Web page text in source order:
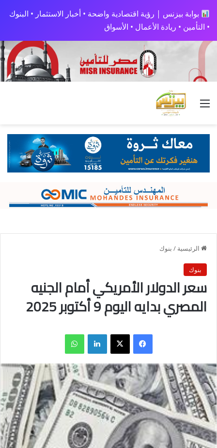
بوابة بيزنس | رؤية اقتصادية واضحة • أخبار الاستثمار • البنوك
• التأمين • ريادة الأعمال • الأسواق
القائمة
الرئيسية / بنوك
بنوك
سعر الدولار الأمريكي أمام الجنيه
المصري بدايه اليوم 9 أكتوبر 2025
فيسبوك X لينكدإن